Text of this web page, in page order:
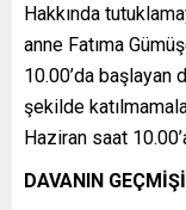
Hakkında
anne Fatıma
10.00’da başlayan
şekilde
Haziran saat
DAVANIN GEÇMİŞİ